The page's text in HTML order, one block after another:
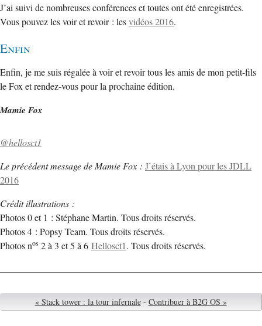
J’ai suivi de nombreuses conférences et toutes ont été enregistrées.
Vous pouvez les voir et revoir : lesvidéos 2016.
Enfin
Enfin, je me suis régalée à voir et revoir tous les amis de mon petit-fils
le Fox et rendez-vous pour la prochaine édition.
Mamie Fox
@hellosct1
Le précédent message de Mamie Fox : J’étais à Lyon pour les JDLL
2016
Crédit illustrations :
Photos 0 et 1 : Stéphane Martin. Tous droits réservés.
Photos 4 : Popsy Team. Tous droits réservés.
Photos nos 2 à 3 et 5 à 6 Hellosct1. Tous droits réservés.
« Stack tower : la tour infernale - Contribuer à B2G OS »